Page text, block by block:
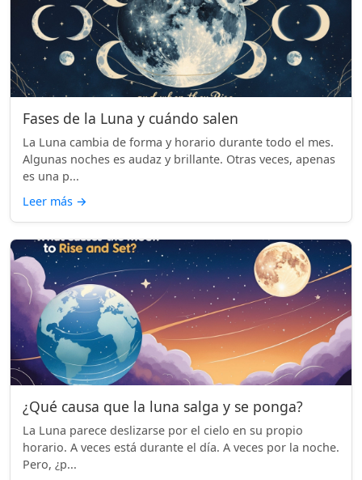
Fases de la Luna y cuándo salen
La Luna cambia de forma y horario durante todo el mes.
Algunas noches es audaz y brillante. Otras veces, apenas
es una p...
Leer más →
¿Qué causa que la luna salga y se ponga?
La Luna parece deslizarse por el cielo en su propio
horario. A veces está durante el día. A veces por la noche.
Pero, ¿p...